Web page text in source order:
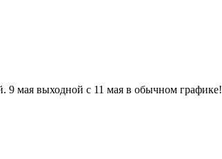
9 мая выходной с 11 мая в обычном графике!